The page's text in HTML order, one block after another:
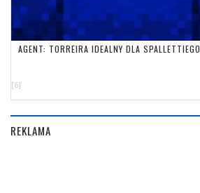
AGENT: TORREIRA IDEALNY DLA SPALLETTIEGO
[6]
REKLAMA